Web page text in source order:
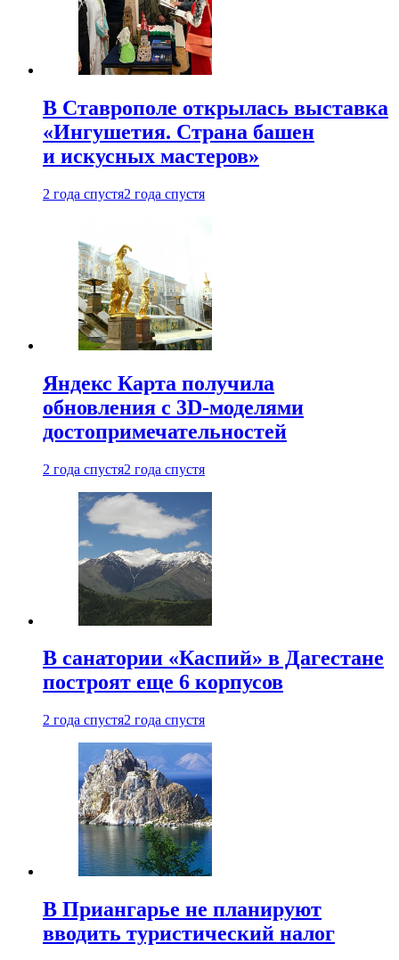
В Ставрополе открылась выставка
«Ингушетия. Страна башен
и искусных мастеров»
2 года спустя2 года спустя
Яндекс Карта получила
обновления с 3D-моделями
достопримечательностей
2 года спустя2 года спустя
В санатории «Каспий» в Дагестане
построят еще 6 корпусов
2 года спустя2 года спустя
В Приангарье не планируют
вводить туристический налог